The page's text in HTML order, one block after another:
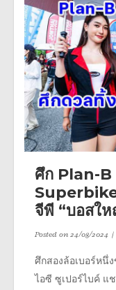
ศึก Plan-B
จีพี “บอสใ
Posted on24/08/2024
ศึกสองล้อเบอร์หนึ่
ไอซี ซูเปอร์ไบค์ แ